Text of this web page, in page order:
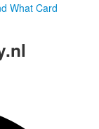
What Card